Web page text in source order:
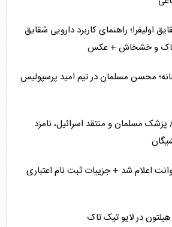
نقطه کور سیاستگذاری
راستای منافع ملی است؟
در غرب آسیا
آمریکا
تجارت ایران
علیه متحدان ایران
اولیفرا؛ راهنمای کاربرد دارویی شقایق
تریاک و خشخاش + عکس
محسن مسلمان در تیم امید پرسپولیس
مسلمان و منتقد اسرائیل، نامزد
اعلام شد + جزییات ثبت نام اعتباری
در لایو تیک تاک